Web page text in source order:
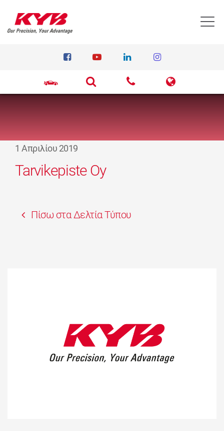
1 Απριλίου 2019
Tarvikepiste Oy
Πίσω στα Δελτία Τύπου